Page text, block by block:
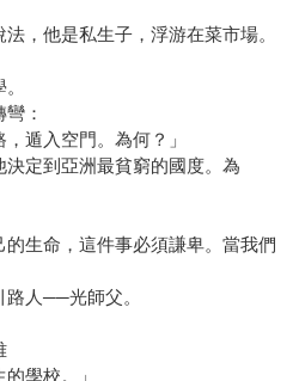
，他是私生子，浮游在菜市場。
：
遁入空門。為何？」
決定到亞洲最貧窮的國度。為
生命，這件事必須謙卑。當我們
人──光師父。
學校。」